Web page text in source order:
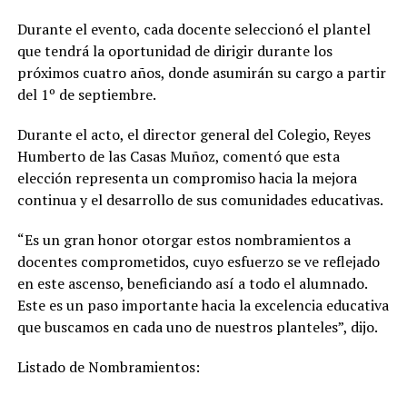
Durante el evento, cada docente seleccionó el plantel
que tendrá la oportunidad de dirigir durante los
próximos cuatro años, donde asumirán su cargo a partir
del 1º de septiembre.
Durante el acto, el director general del Colegio, Reyes
Humberto de las Casas Muñoz, comentó que esta
elección representa un compromiso hacia la mejora
continua y el desarrollo de sus comunidades educativas.
“Es un gran honor otorgar estos nombramientos a
docentes comprometidos, cuyo esfuerzo se ve reflejado
en este ascenso, beneficiando así a todo el alumnado.
Este es un paso importante hacia la excelencia educativa
que buscamos en cada uno de nuestros planteles”, dijo.
Listado de Nombramientos: